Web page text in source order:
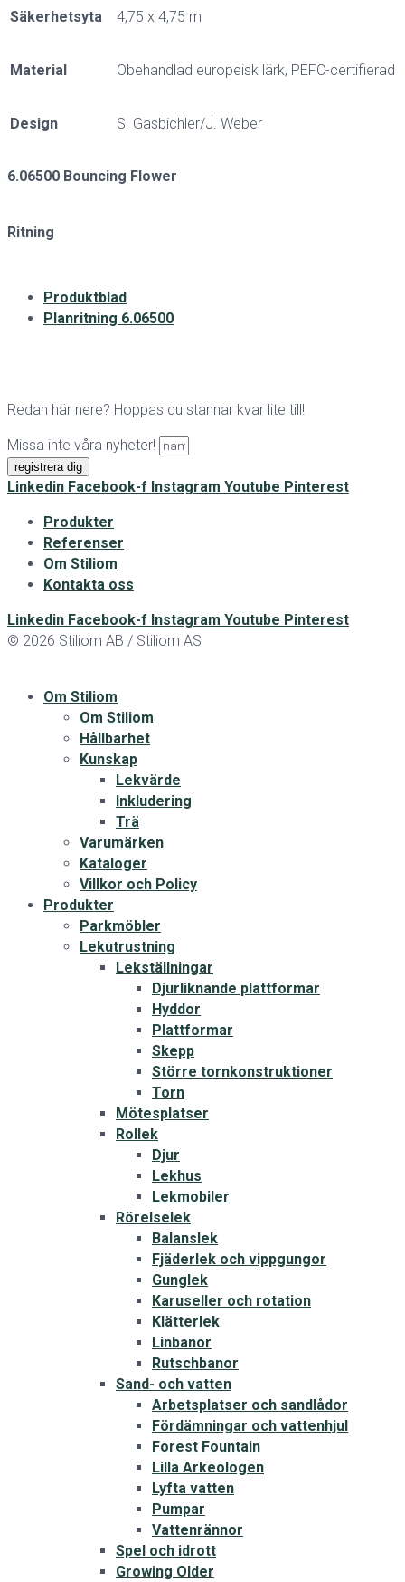
Säkerhetsyta 4,75 x 4,75 m
Material Obehandlad europeisk lärk, PEFC-certifierad
Design S. Gasbichler/J. Weber
6.06500 Bouncing Flower
Ritning
Produktblad
Planritning 6.06500
Redan här nere? Hoppas du stannar kvar lite till!
Missa inte våra nyheter!
registrera dig
Linkedin Facebook-f Instagram Youtube Pinterest
Produkter
Referenser
Om Stiliom
Kontakta oss
Linkedin Facebook-f Instagram Youtube Pinterest
© 2026 Stiliom AB / Stiliom AS
Om Stiliom
Om Stiliom
Hållbarhet
Kunskap
Lekvärde
Inkludering
Trä
Varumärken
Kataloger
Villkor och Policy
Produkter
Parkmöbler
Lekutrustning
Lekställningar
Djurliknande plattformar
Hyddor
Plattformar
Skepp
Större tornkonstruktioner
Torn
Mötesplatser
Rollek
Djur
Lekhus
Lekmobiler
Rörelselek
Balanslek
Fjäderlek och vippgungor
Gunglek
Karuseller och rotation
Klätterlek
Linbanor
Rutschbanor
Sand- och vatten
Arbetsplatser och sandlådor
Fördämningar och vattenhjul
Forest Fountain
Lilla Arkeologen
Lyfta vatten
Pumpar
Vattenrännor
Spel och idrott
Growing Older